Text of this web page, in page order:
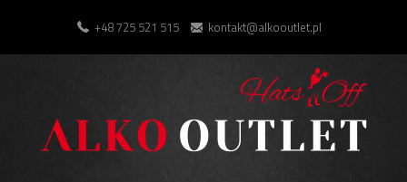
+48 725 521 515 kontakt@alkooutlet.pl